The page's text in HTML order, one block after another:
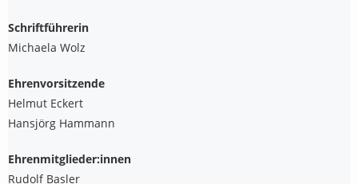
Schriftführerin
Michaela Wolz
Ehrenvorsitzende
Helmut Eckert
Hansjörg Hammann
Ehrenmitglieder:innen
Rudolf Basler